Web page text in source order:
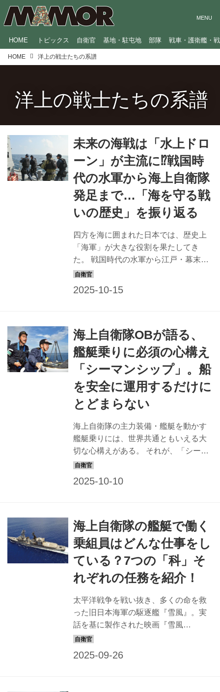
HOME トピックス 自衛官 基地・駐屯地 部隊 戦車・護衛艦・
HOME 洋上の戦士たちの系譜
洋上の戦士たちの系譜
未来の海戦は「水上ドロ
ーン」が主流に⁉戦国時
代の水軍から海上自衛隊
発足まで…「海を守る戦
いの歴史」を振り返る
四方を海に囲まれた日本では、歴史上
「海軍」が大きな役割を果たしてき
た。 戦国時代の水軍から江戸・幕末の
近代海軍の誕生を経て、明治の帝国海
さらには未来の海戦の予想までを含め
て解説しよう。 戦国～明治新政府：戦
国時代後期から大名が編成した水軍が
誕生 日本の海軍は、諸説あるが、戦国
時代の「水軍」に始まるともいわれ
る。村上氏などで知られる「海賊」を
一部の戦国大名が戦力として活用。豊
軍」を統制下に置いた。 江戸時代に入
ると大船建造が禁...
海上自衛隊OBが語る、
艦艇乗りに必須の心構え
「シーマンシップ」。船
を安全に運用するだけに
とどまらない
海上自衛隊の主力装備・艦艇を動かす
艦艇乗りには、世界共通ともいえる大
切な心構えがある。 それが、「シーマ
ンシップ」と呼ばれるものだ。よく
識者に聞いた。 シーマンシップとは船
乗りの技能と心構え 「シーマンシッ
プ」とは、軍艦・護衛艦といった艦艇
乗りだけではなく、船乗り一般に通じ
る「基礎的な要素」のことだ。辞書的
な意味としては、第1に船舶の操船術、
操艦術。第2に船乗りとしての心構えや
マナー、倫理である。 海上自衛隊OB
で、海自幹部学校教官などを歴任した
石原敬...
海上自衛隊の艦艇で働く
乗組員はどんな仕事をし
ている？7つの「科」そ
れぞれの任務を紹介！
太平洋戦争を戦い抜き、多くの命を救
った旧日本海軍の駆逐艦『雪風』。実
話を基に製作された映画『雪風
YUKIKAZE』が、戦後80年となる2025